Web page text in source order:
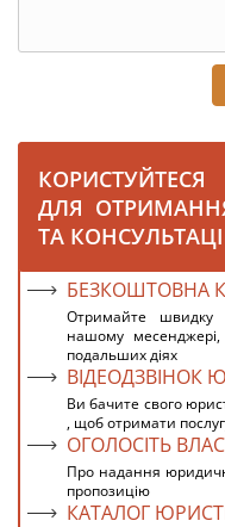
ДЛЯ
ТА
БЕЗКОШТОВНА
Отримайте швидку
нашому
подальших діях
ВІДЕОДЗВІНОК
Ви бачите свого
, щоб отримати
ОГОЛОСІТЬ
Про надання
пропозицію
КАТАЛОГ